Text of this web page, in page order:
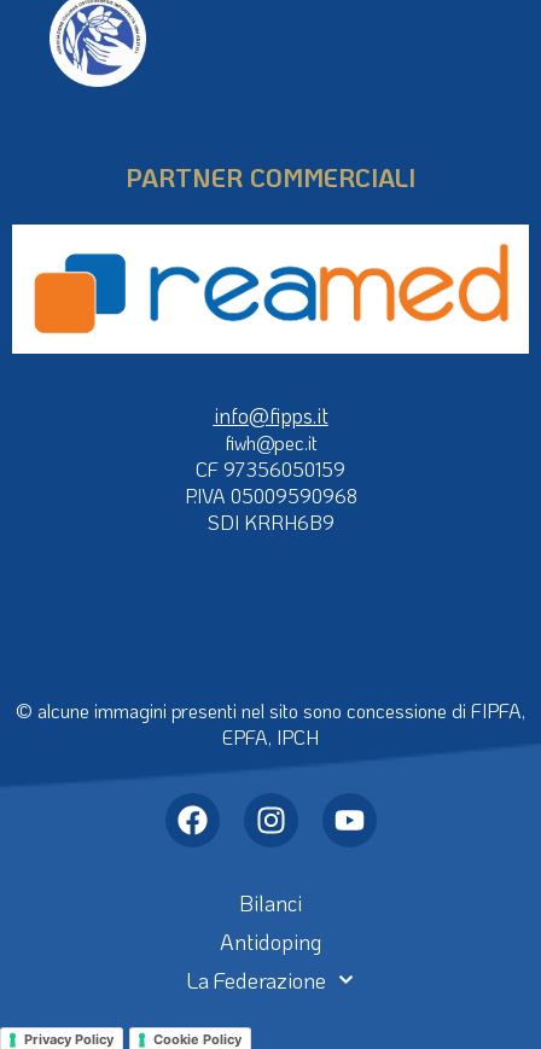
PARTNER COMMERCIALI
info@fipps.it
fiwh@pec.it
CF 97356050159
P.IVA 05009590968
SDI KRRH6B9
© alcune immagini presenti nel sito sono concessione di FIPFA,
EPFA, IPCH
Bilanci
Antidoping
La Federazione
Privacy Policy Cookie Policy